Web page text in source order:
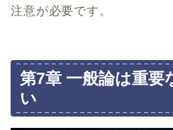
注意が必要です。
第7章 一般論は重要
い